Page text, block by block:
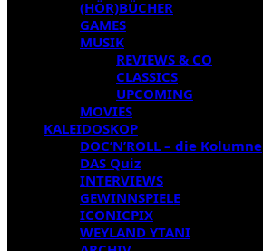
(HÖR)BÜCHER
GAMES
MUSIK
REVIEWS & CO
CLASSICS
UPCOMING
MOVIES
KALEIDOSKOP
DOC’N’ROLL – die Kolumne
DAS Quiz
INTERVIEWS
GEWINNSPIELE
ICONICPIX
WEYLAND YTANI